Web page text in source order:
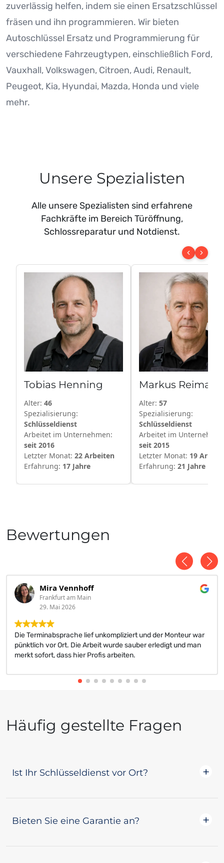
zuverlässig helfen, indem sie einen Ersatzschlüssel
fräsen und ihn programmieren. Wir bieten
Autoschlüssel Ersatz und Programmierung für
verschiedene Fahrzeugtypen, einschließlich Ford,
Vauxhall, Volkswagen, Citroen, Audi, Renault,
Peugeot, Kia, Hyundai, Mazda, Honda und viele
mehr.
Unsere Spezialisten
Alle unsere Spezialisten sind erfahrene
Fachkräfte im Bereich Türöffnung,
Schlossreparatur und Notdienst.
Tobias Henning
Alter: 46
Spezialisierung:
Schlüsseldienst
Arbeitet im Unternehmen:
seit 2016
Letzter Monat: 22 Arbeiten
Erfahrung: 17 Jahre
Markus Reimann
Alter: 57
Spezialisierung:
Schlüsseldienst
Arbeitet im
seit 2015
Letzter Monat: 19
Erfahrung: 21 Jahre
Bewertungen
Mira Vennhoff
Frankfurt am Main
29. Mai 2026
Die Terminabsprache lief unkompliziert und der Monteur war
pünktlich vor Ort. Die Arbeit wurde sauber erledigt und man
merkt sofort, dass hier Profis arbeiten.
Häufig gestellte Fragen
Ist Ihr Schlüsseldienst vor Ort?
tatsächlich in dem Ort, den sie betreuen, oder
Bieten Sie eine Garantie an?